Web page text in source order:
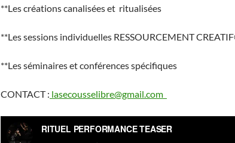
**Les créations canalisées et ritualisées
**Les sessions individuelles RESSOURCEMENT
**Les séminaires et conférences spécifiques
CONTACT : lasecousselibre@gmail.com